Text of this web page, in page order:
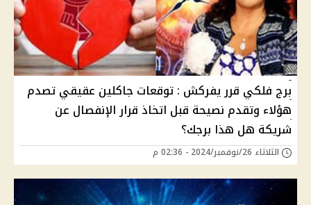
برج فلكي قرر يفركش : توقعات جاكلين عقيقي تصدم
هؤلاء وتقدم نصيحة قبل اتخاذ قرار الإنفصال عن
شريكة هل هذا برجك؟
الثلاثاء 26/نوفمبر/2024 - 02:36 م